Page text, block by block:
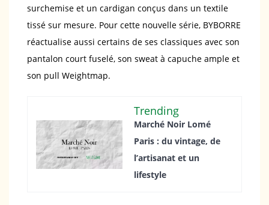
surchemise et un cardigan conçus dans un textile
tissé sur mesure. Pour cette nouvelle série, BYBORRE
réactualise aussi certains de ses classiques avec son
pantalon court fuselé, son sweat à capuche ample et
son pull Weightmap.
Trending
Marché Noir Lomé
Paris : du vintage, de
l’artisanat et un
lifestyle